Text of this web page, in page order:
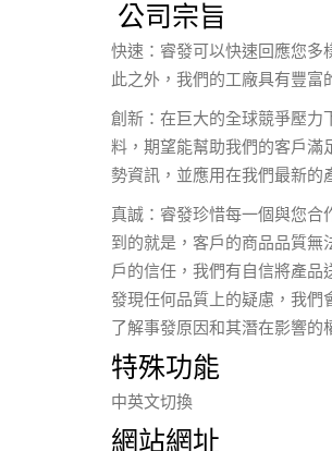
公司宗旨
快速：睿發可以快速回應您多
此之外，我們的工廠具有豐富
創新：在巨大的全球競爭壓力
料，期望能幫助我們的客戶滿
勢資訊，並應用在我們最新的
真誠：睿發珍惜每一個與您合
到的就是，客戶的商品品質無
戶的信任，我們有自信將產品
發現任何品質上的疑慮，我們
了解事發原因和其潛在影響
特殊功能
中英文切換
網站網址